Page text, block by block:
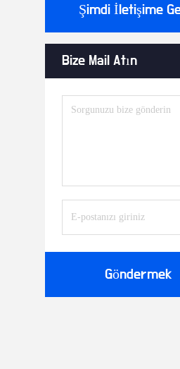
Şimdi İletişime
Bize Mail Atın
Göndermek